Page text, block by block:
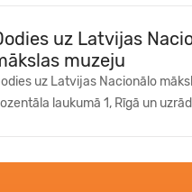
uz Latvijas
muzeju
uz Latvijas Nacionālo
laukumā 1, Rīgā un